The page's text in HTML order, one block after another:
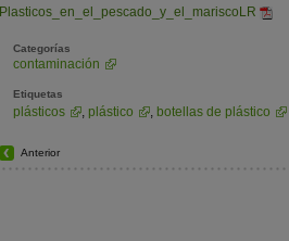
Plasticos_en_el_pescado_y_el_mariscoLR
Categorías
contaminación
Etiquetas
plásticos , plástico , botellas de plástico
Anterior